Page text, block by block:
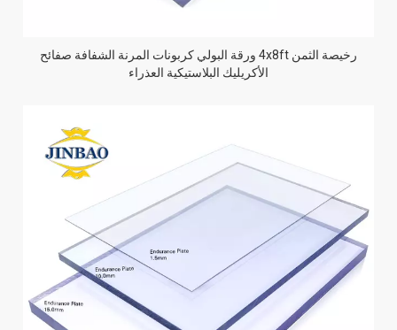
رخيصة الثمن 4x8ft ورقة البولي كربونات المرنة الشفافة صفائح
الأكريليك البلاستيكية العذراء